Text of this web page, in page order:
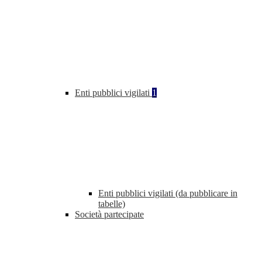
Enti pubblici vigilati 1
Enti pubblici vigilati (da pubblicare in
tabelle)
Società partecipate